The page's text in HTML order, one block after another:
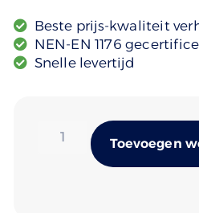
Beste prijs-kwaliteit
NEN-EN 1176
Snelle levertijd
Toevoegen